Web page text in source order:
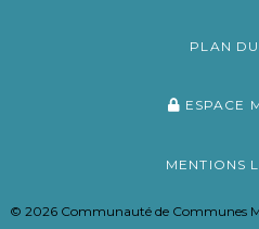
PLAN DU
ESPACE
MENTIONS
© 2026 Communauté de Communes